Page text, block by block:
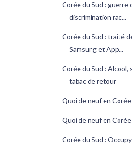
Corée du Sud : guerre
discrimination rac...
Corée du Sud : traité
Samsung et App...
Corée du Sud : Alcool,
tabac de retour
Quoi de neuf en Corée
Quoi de neuf en Corée
Corée du Sud :